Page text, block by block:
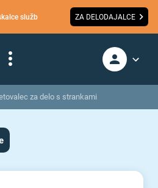
služb ZA DELODAJALCE
za delo s strankami